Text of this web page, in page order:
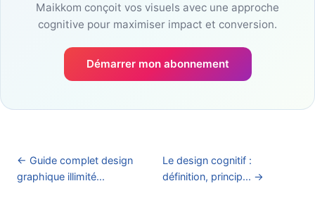
Maikkom conçoit vos visuels avec une approche
cognitive pour maximiser impact et conversion.
Démarrer mon abonnement
← Guide complet design
graphique illimité...
Le design cognitif :
définition, princip... →